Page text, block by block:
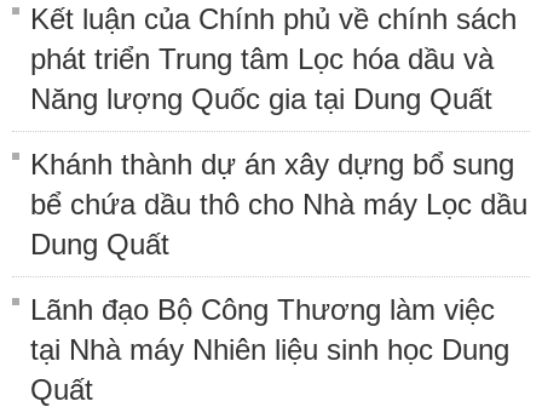
Kết luận của Chính phủ về chính sách
phát triển Trung tâm Lọc hóa dầu và
Năng lượng Quốc gia tại Dung Quất
Khánh thành dự án xây dựng bổ sung
bể chứa dầu thô cho Nhà máy Lọc dầu
Dung Quất
Lãnh đạo Bộ Công Thương làm việc
tại Nhà máy Nhiên liệu sinh học Dung
Quất